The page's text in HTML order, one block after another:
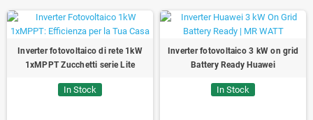
Inverter fotovoltaico di rete 1kW
1xMPPT Zucchetti serie Lite
In Stock
Inverter fotovoltaico 3 kW on grid
Battery Ready Huawei
In Stock